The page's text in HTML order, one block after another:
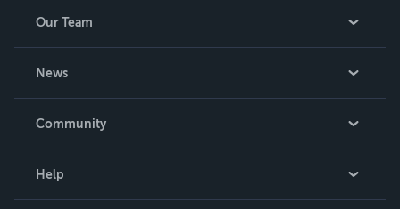
Our Team
News
Community
Help